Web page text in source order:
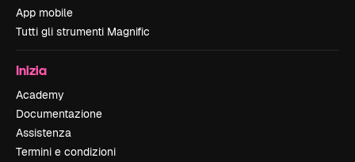
App mobile
Tutti gli strumenti Magnific
Inizia
Academy
Documentazione
Assistenza
Termini e condizioni